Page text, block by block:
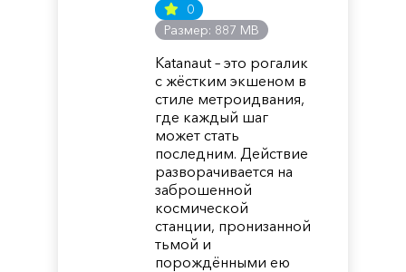
0
Размер: 887 MB
Katanaut – это рогалик
с жёстким экшеном в
стиле метроидвания,
где каждый шаг
может стать
последним. Действие
разворачивается на
заброшенной
космической
станции, пронизанной
тьмой и
порождёнными ею